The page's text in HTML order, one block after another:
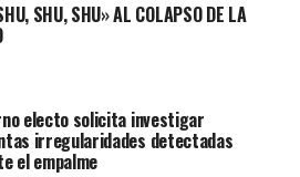
SHU, SHU» AL COLAPSO DE LA
electo solicita investigar
irregularidades detectadas
el empalme